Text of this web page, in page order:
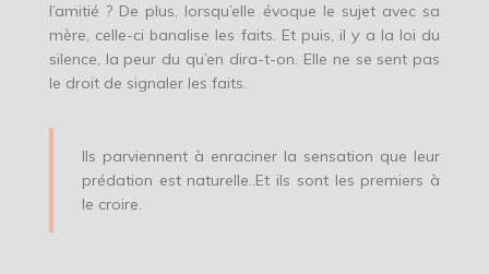
l’amitié ? De plus, lorsqu’elle évoque le sujet avec sa
mère, celle-ci banalise les faits. Et puis, il y a la loi du
silence, la peur du qu’en dira-t-on. Elle ne se sent pas
le droit de signaler les faits.
Ils parviennent à enraciner la sensation que leur
prédation est naturelle..Et ils sont les premiers à
le croire.